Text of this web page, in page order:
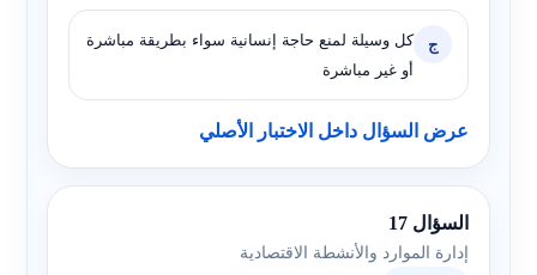
ج
كل وسيلة لمنع حاجة إنسانية سواء بطريقة مباشرة
أو غير مباشرة
عرض السؤال داخل الاختبار الأصلي
السؤال 17
إدارة الموارد والأنشطة الاقتصادية